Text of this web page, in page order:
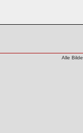
Alle